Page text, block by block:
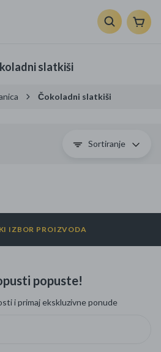
slatkiši
Čokoladni slatkiši
Sortiranje
IZBOR PROIZVODA
popuste!
i primaj ekskluzivne ponude